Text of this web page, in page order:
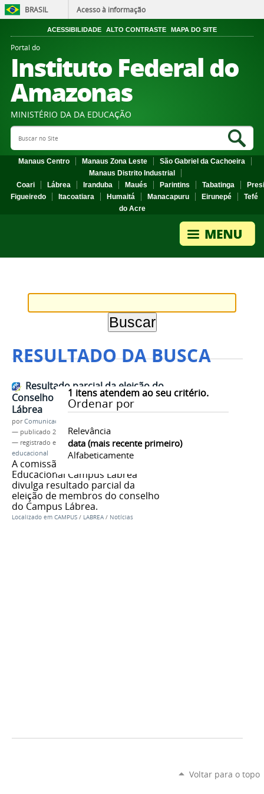
BRASIL Acesso à informação
ACESSIBILIDADE ALTO CONTRASTE MAPA DO SITE
Portal do
Instituto Federal do
Amazonas
MINISTÉRIO DA DA EDUCAÇÃO
Search Site
Manaus Centro Manaus Zona Leste
São Gabriel da Cachoeira
Manaus Distrito Industrial
Coari
Lábrea Iranduba Maués Parintins Tabatinga
Figueiredo
Itacoatiara Humaitá Manacapuru Eirunepé
Tefé
do Acre
RESULTADO DA BUSCA
1 itens atendem ao seu critério.
Ordenar por
Relevância
data (mais recente primeiro)
Alfabeticamente
Resultado parcial da eleição do
Conselho Educacional IFAM
Lábrea
porComunicação - Labrea
— publicado 21/06/2018
— registrado em:
resultado,parcial,conselho,
educacional
A comissão do Conselho
Educacional Campus Lábrea
divulga resultado parcial da
eleição de membros do conselho
do Campus Lábrea.
Localizado em CAMPUS / LABREA / Notícias
Voltar para o topo